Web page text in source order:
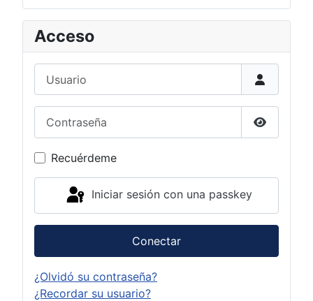
Acceso
Mostrar
Recuérdeme
Iniciar sesión con una passkey
Conectar
¿Olvidó su contraseña?
¿Recordar su usuario?